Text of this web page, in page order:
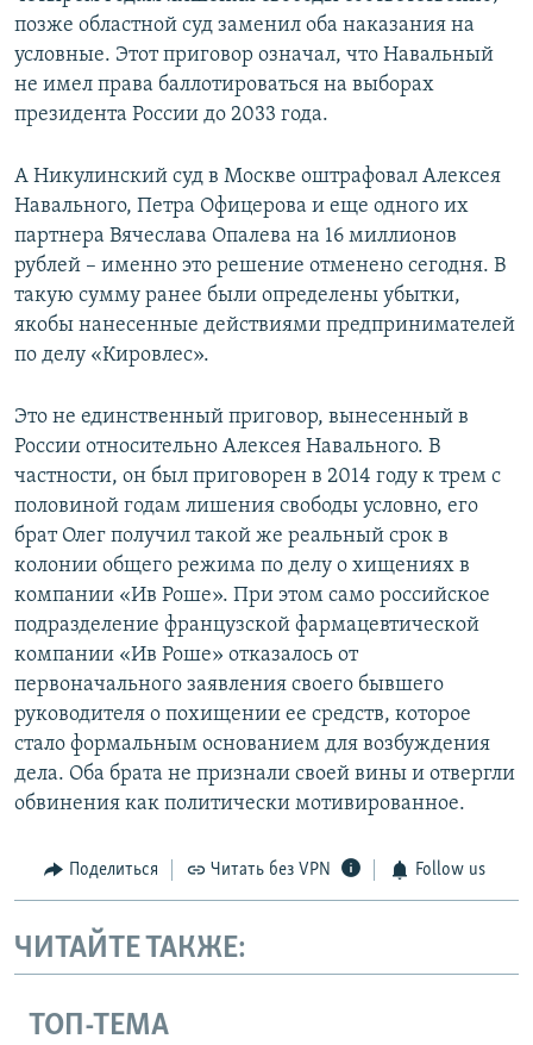
позже областной суд заменил оба наказания на
условные. Этот приговор означал, что Навальный
не имел права баллотироваться на выборах
президента России до 2033 года.
А Никулинский суд в Москве оштрафовал Алексея
Навального, Петра Офицерова и еще одного их
партнера Вячеслава Опалева на 16 миллионов
рублей – именно это решение отменено сегодня. В
такую сумму ранее были определены убытки,
якобы нанесенные действиями предпринимателей
по делу «Кировлес».
Это не единственный приговор, вынесенный в
России относительно Алексея Навального. В
частности, он был приговорен в 2014 году к трем с
половиной годам лишения свободы условно, его
брат Олег получил такой же реальный срок в
колонии общего режима по делу о хищениях в
компании «Ив Роше». При этом само российское
подразделение французской фармацевтической
компании «Ив Роше» отказалось от
первоначального заявления своего бывшего
руководителя о похищении ее средств, которое
стало формальным основанием для возбуждения
дела. Оба брата не признали своей вины и отвергли
обвинения как политически мотивированное.
Поделиться Читать без VPN Follow us
ЧИТАЙТЕ ТАКЖЕ:
ТОП-ТЕМА